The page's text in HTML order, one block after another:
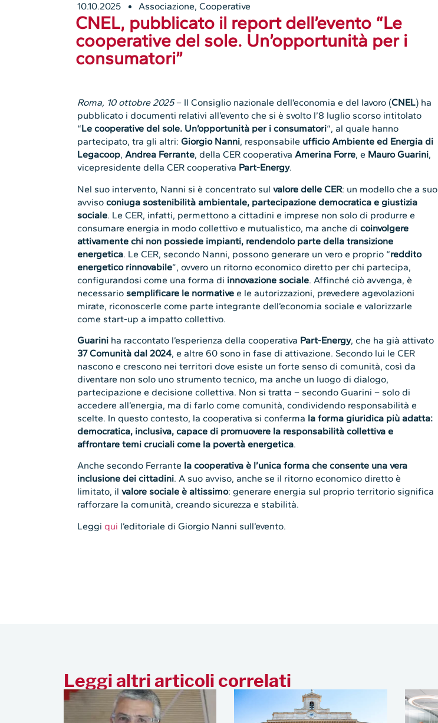
10.10.2025 Associazione,Cooperative
CNEL, pubblicato il report dell’evento “Le
cooperative del sole. Un’opportunità per i
consumatori”
Roma, 10 ottobre 2025– Il Consiglio nazionale dell’economia e del lavoro (CNEL) ha
pubblicato i documenti relativi all’evento che si è svolto l’8 luglio scorso intitolato
“Le cooperative del sole. Un’opportunità per i consumatori“, al quale hanno
partecipato, tra gli altri:Giorgio Nanni, responsabile ufficio Ambiente ed Energia di
Legacoop,Andrea Ferrante, della CER cooperativaAmerina Forre, e Mauro Guarini,
vicepresidente della CER cooperativa Part-Energy.
Nel suo intervento, Nanni si è concentrato sulvalore delle CER: un modello che a suo
avvisoconiuga sostenibilità ambientale, partecipazione democratica e giustizia
sociale. Le CER, infatti, permettono a cittadini e imprese non solo di produrre e
consumare energia in modo collettivo e mutualistico, ma anche dicoinvolgere
attivamente chi non possiede impianti, rendendolo parte della transizione
energetica. Le CER, secondo Nanni, possono generare un vero e proprio “reddito
energetico rinnovabile”, ovvero un ritorno economico diretto per chi partecipa,
configurandosi come una forma di innovazione sociale. Affinché ciò avvenga, è
necessario semplificare le normative e le autorizzazioni, prevedere agevolazioni
mirate, riconoscerle come parte integrante dell’economia sociale e valorizzarle
come start-up a impatto collettivo.
Guarini ha raccontato l’esperienza della cooperativa Part-Energy, che ha già attivato
37 Comunità dal 2024, e altre 60 sono in fase di attivazione. Secondo lui le CER
nascono e crescono nei territori dove esiste un forte senso di comunità, così da
diventare non solo uno strumento tecnico, ma anche un luogo di dialogo,
partecipazione e decisione collettiva. Non si tratta – secondo Guarini – solo di
accedere all’energia, ma di farlo come comunità, condividendo responsabilità e
scelte. In questo contesto, la cooperativa si conferma la forma giuridica più adatta:
democratica, inclusiva, capace di promuovere la responsabilità collettiva e
affrontare temi cruciali come la povertà energetica.
Anche secondo Ferrante la cooperativa è l’unica forma che consente una vera
inclusione dei cittadini. A suo avviso, anche se il ritorno economico diretto è
limitato, il valore sociale è altissimo: generare energia sul proprio territorio significa
rafforzare la comunità, creando sicurezza e stabilità.
Leggiqui l’editoriale di Giorgio Nanni sull’evento.
Leggi altri articoli correlati